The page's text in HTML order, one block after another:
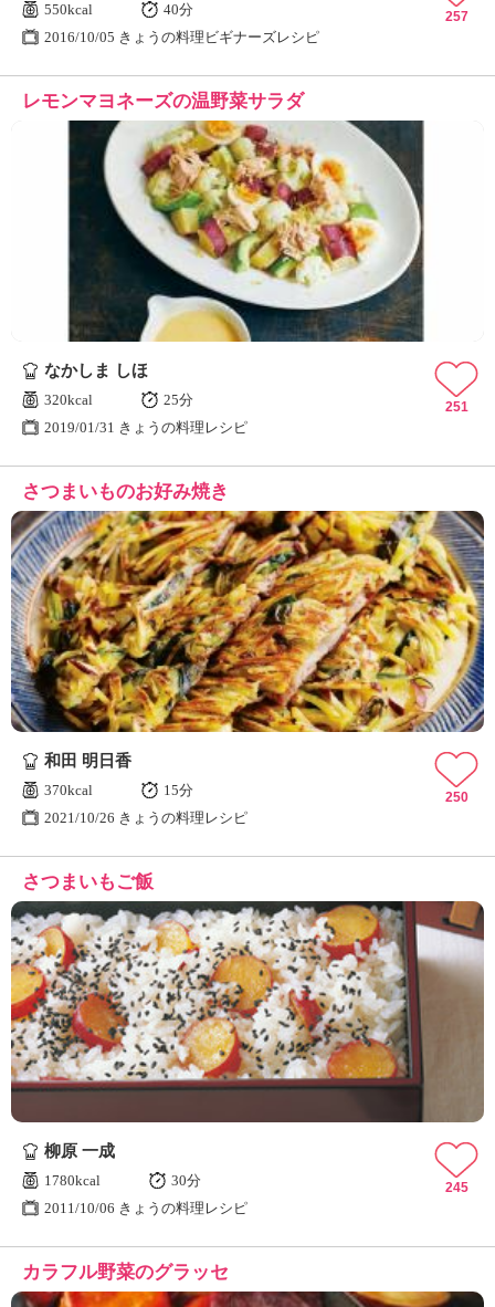
550kcal
40分
2016/10/05 きょうの料理ビギナーズレシピ
257
レモンマヨネーズの温野菜サラダ
なかしま しほ
320kcal
25分
2019/01/31 きょうの料理レシピ
251
さつまいものお好み焼き
和田 明日香
370kcal
15分
2021/10/26 きょうの料理レシピ
250
さつまいもご飯
柳原 一成
1780kcal
30分
2011/10/06 きょうの料理レシピ
245
カラフル野菜のグラッセ